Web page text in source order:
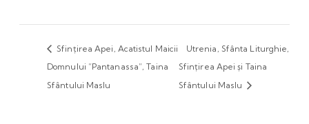
Sfințirea Apei, Acatistul Maicii
Domnului ”Pantanassa”, Taina
Sfântului Maslu
Utrenia, Sfânta Liturghie,
Sfințirea Apei și Taina
Sfântului Maslu